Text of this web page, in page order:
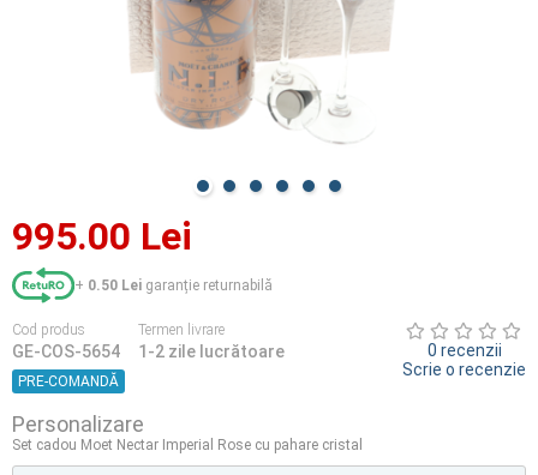
995.00 Lei
+ 0.50 Leigaranție returnabilă
Cod produs
GE-COS-5654
Termen livrare
1-2 zile lucrătoare
PRE-COMANDĂ
0 recenzii
Scrie o recenzie
Personalizare
Set cadou Moet Nectar Imperial Rose cu pahare cristal